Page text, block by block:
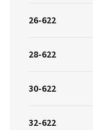
26-622
28-622
30-622
32-622